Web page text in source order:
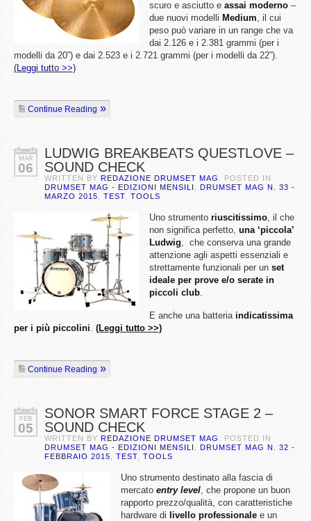
scuro e asciutto e assai moderno –
due nuovi modelli Medium, il cui
peso può variare in un range che va
dai 2.126 e i 2.381 grammi (per i
modelli da 20”) e dai 2.523 e i 2.721 grammi (per i modelli da 22”).
(Leggi tutto >>)
Continue Reading
MAR
06
LUDWIG BREAKBEATS QUESTLOVE –
SOUND CHECK
WRITTEN BY REDAZIONE DRUMSET MAG
. POSTED IN
DRUMSET MAG - EDIZIONI MENSILI
DRUMSET MAG N. 33 -
MARZO 2015
TEST TOOLS
Uno strumento riuscitissimo, il che
non significa perfetto, una ‘piccola’
Ludwig, che conserva una grande
attenzione agli aspetti essenziali e
strettamente funzionali per un set
ideale per prove e/o serate in
piccoli club.
E anche una batteria indicatissima
per i più piccolini. (Leggi tutto >>)
Continue Reading
FEB
05
SONOR SMART FORCE STAGE 2 –
SOUND CHECK
WRITTEN BY REDAZIONE DRUMSET MAG
. POSTED IN
DRUMSET MAG - EDIZIONI MENSILI
DRUMSET MAG N. 32 -
FEBBRAIO 2015
TEST TOOLS
Uno strumento destinato alla fascia di
mercato entry level, che propone un buon
rapporto prezzo/qualità, con caratteristiche
hardware di livello professionale e un